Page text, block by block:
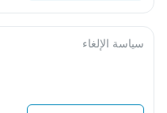
سياسة الإلغاء